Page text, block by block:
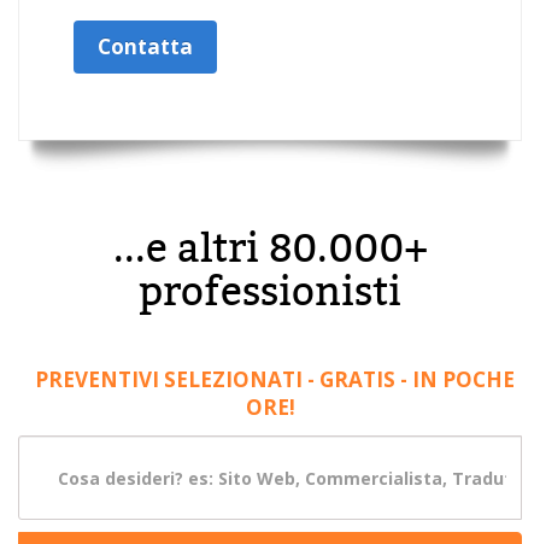
Contatta
...e altri 80.000+
professionisti
PREVENTIVI SELEZIONATI - GRATIS - IN POCHE
ORE!